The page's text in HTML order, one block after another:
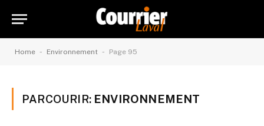
Home - Environnement - Page 95
PARCOURIR: ENVIRONNEMENT